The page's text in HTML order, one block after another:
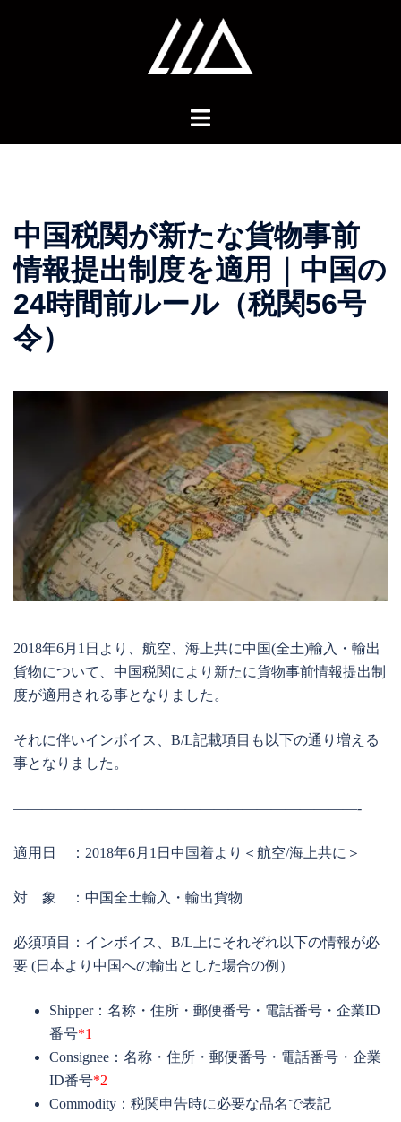
中国税関が新たな貨物事前
情報提出制度を適用｜中国の
24時間前ルール（税関56号
令）
2018年6月1日より、航空、海上共に中国(全土)輸入・輸出
貨物について、中国税関により新たに貨物事前情報提出制
度が適用される事となりました。
それに伴いインボイス、B/L記載項目も以下の通り増える
事となりました。
————————————————————————-
適用日 ：2018年6月1日中国着より＜航空/海上共に＞
対 象 ：中国全土輸入・輸出貨物
必須項目：インボイス、B/L上にそれぞれ以下の情報が必
要 (日本より中国への輸出とした場合の例）
Shipper：名称・住所・郵便番号・電話番号・企業ID
番号*1
Consignee：名称・住所・郵便番号・電話番号・企業
ID番号*2
Commodity：税関申告時に必要な品名で表記